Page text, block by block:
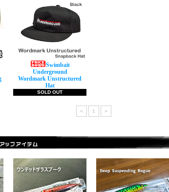
Swimbait
Underground
Wordmark Unstructured
Hat
SOLD OUT
< 1 >